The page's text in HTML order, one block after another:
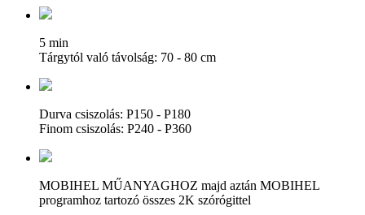
5 min
Tárgytól való távolság: 70 - 80 cm
Durva csiszolás: P150 - P180
Finom csiszolás: P240 - P360
MOBIHEL MŰANYAGHOZ majd aztán MOBIHEL
programhoz tartozó összes 2K szórógittel